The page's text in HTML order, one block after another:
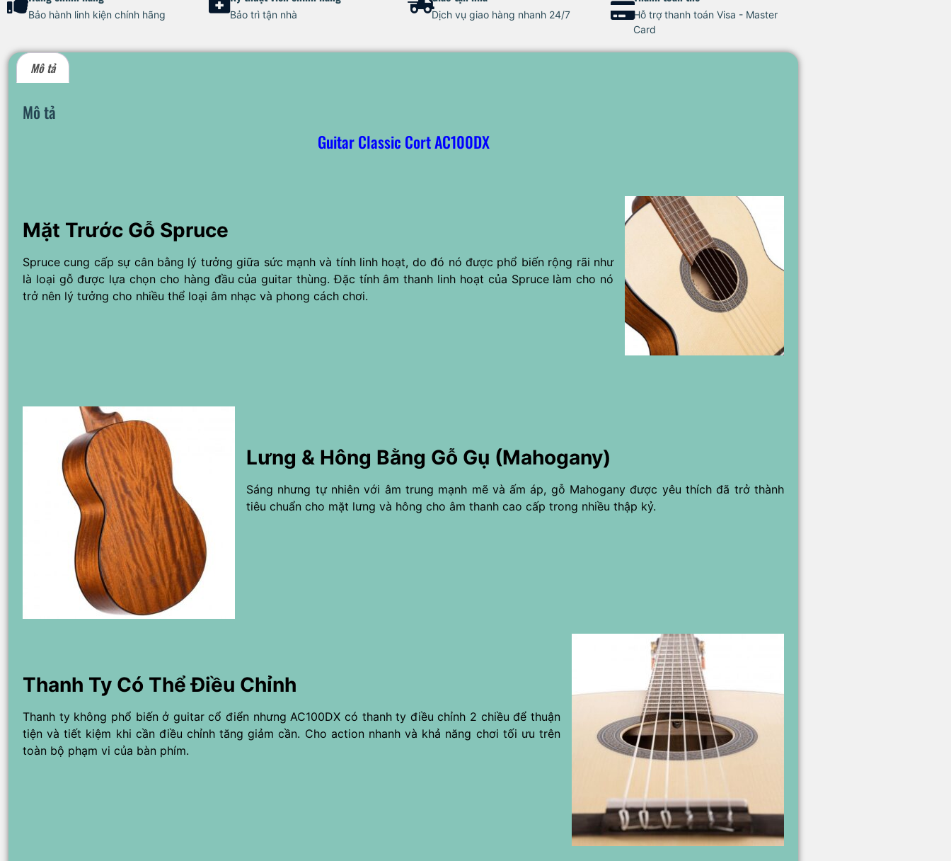
Bảo hành linh kiện chính hãng Bảo trì tận nhà Dịch vụ giao hàng nhanh 24/7
Hỗ trợ thanh toán Visa - Master
Card
Mô tả
Mô tả
Guitar Classic Cort AC100DX
Mặt Trước Gỗ Spruce
Spruce cung cấp sự cân bằng lý tưởng giữa sức mạnh và tính linh hoạt, do đó nó được phổ biến rộng rãi như
là loại gỗ được lựa chọn cho hàng đầu của guitar thùng. Đặc tính âm thanh linh hoạt của Spruce làm cho nó
trở nên lý tưởng cho nhiều thể loại âm nhạc và phong cách chơi.
Lưng & Hông Bằng Gỗ Gụ (Mahogany)
Sáng nhưng tự nhiên với âm trung mạnh mẽ và ấm áp, gỗ Mahogany được yêu thích đã trở thành
tiêu chuẩn cho mặt lưng và hông cho âm thanh cao cấp trong nhiều thập kỷ.
Thanh Ty Có Thể Điều Chỉnh
Thanh ty không phổ biến ở guitar cổ điển nhưng AC100DX có thanh ty điều chỉnh 2 chiều để thuận
tiện và tiết kiệm khi cần điều chỉnh tăng giảm cần. Cho action nhanh và khả năng chơi tối ưu trên
toàn bộ phạm vi của bàn phím.